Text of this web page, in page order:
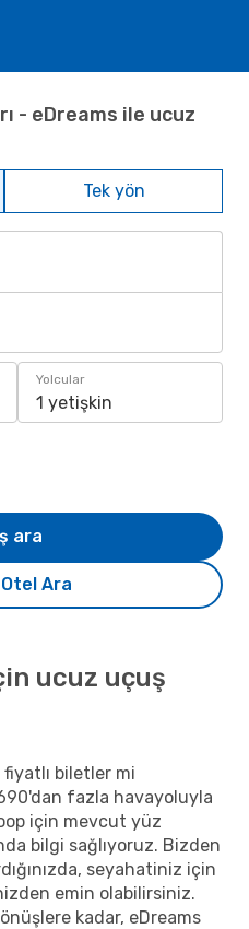
- eDreams ile ucuz
Tek yön
Yolcular
1 yetişkin
Ara
ara
ucuz uçuş
biletler mi
fazla havayoluyla
için mevcut yüz
bilgi sağlıyoruz. Bizden
seyahatiniz için
emin olabilirsiniz.
kadar, eDreams